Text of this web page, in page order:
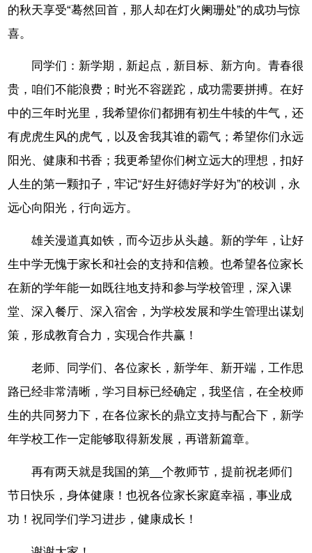
的秋天享受“蓦然回首，那人却在灯火阑珊处”的成功与惊
喜。
同学们：新学期，新起点，新目标、新方向。青春很
贵，咱们不能浪费；时光不容蹉跎，成功需要拼搏。在好
中的三年时光里，我希望你们都拥有初生牛犊的牛气，还
有虎虎生风的虎气，以及舍我其谁的霸气；希望你们永远
阳光、健康和书香；我更希望你们树立远大的理想，扣好
人生的第一颗扣子，牢记“好生好德好学好为”的校训，永
远心向阳光，行向远方。
雄关漫道真如铁，而今迈步从头越。新的学年，让好
生中学无愧于家长和社会的支持和信赖。也希望各位家长
在新的学年能一如既往地支持和参与学校管理，深入课
堂、深入餐厅、深入宿舍，为学校发展和学生管理出谋划
策，形成教育合力，实现合作共赢！
老师、同学们、各位家长，新学年、新开端，工作思
路已经非常清晰，学习目标已经确定，我坚信，在全校师
生的共同努力下，在各位家长的鼎立支持与配合下，新学
年学校工作一定能够取得新发展，再谱新篇章。
再有两天就是我国的第__个教师节，提前祝老师们
节日快乐，身体健康！也祝各位家长家庭幸福，事业成
功！祝同学们学习进步，健康成长！